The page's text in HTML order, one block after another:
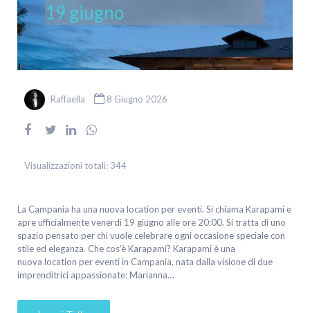
19 giugno
Raffaella 8 Giugno 2026
Visualizzazioni totali: 344
La Campania ha una nuova location per eventi. Si chiama Karapami e
apre ufficialmente venerdì 19 giugno alle ore 20:00. Si tratta di uno
spazio pensato per chi vuole celebrare ogni occasione speciale con
stile ed eleganza. Che cos’è Karapami? Karapami è una
nuova location per eventi in Campania, nata dalla visione di due
imprenditrici appassionate: Marianna…